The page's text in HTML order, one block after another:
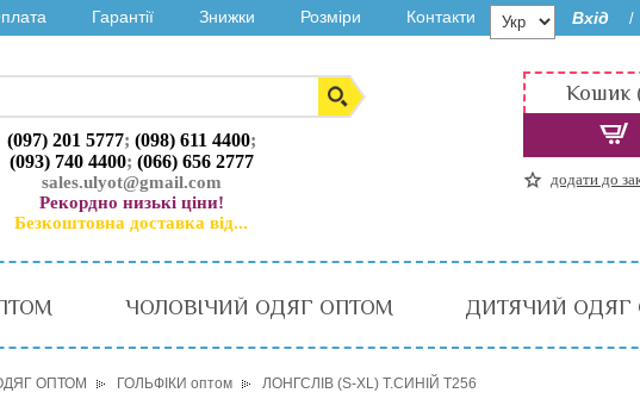
Гарантії Знижки Розміри Контакти Вхід /
(097) 201 5777; (098) 611 4400;
(093) 740 4400; (066) 656 2777
sales.ulyot@gmail.com
Рекордно низькі ціни!
Безкоштовна доставка від...
Кошик
додати до
ЧОЛОВІЧИЙ ОДЯГ ОПТОМ ДИТЯЧИЙ ОДЯГ
ОПТОМ ГОЛЬФІКИ оптом ЛОНГСЛІВ (S-XL) Т.СИНІЙ T256